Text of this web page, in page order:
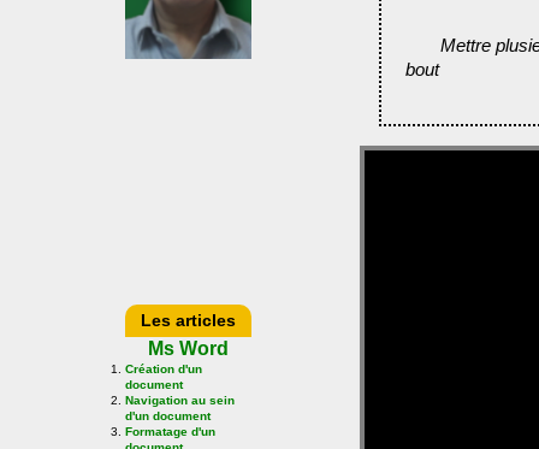
Les articles
Ms Word
Création d'un
document
Navigation au sein
d'un document
Formatage d'un
Mettre
bout